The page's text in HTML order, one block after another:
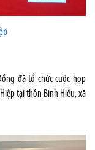
đã tổ chức cuộc họp
tại thôn Bình Hiếu, xã